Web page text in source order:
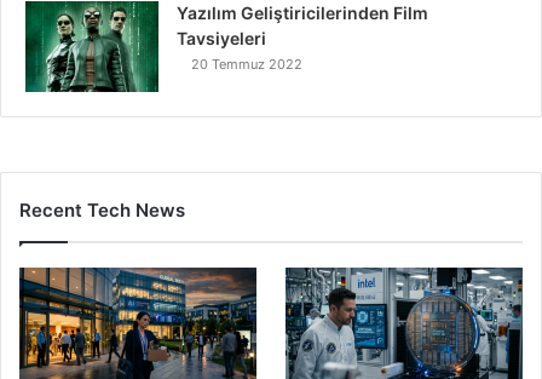
Yazılım Geliştiricilerinden Film
Tavsiyeleri
20 Temmuz 2022
Recent Tech News